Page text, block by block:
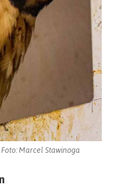
Marcel Stawinoga